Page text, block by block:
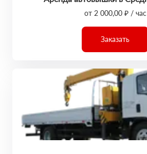
от 2 000,00 ₽ / час
Заказать